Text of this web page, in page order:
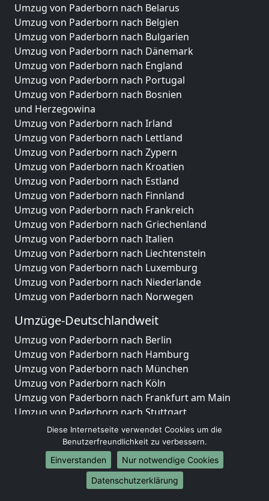
Umzug von Paderborn nach Belarus
Umzug von Paderborn nach Belgien
Umzug von Paderborn nach Bulgarien
Umzug von Paderborn nach Dänemark
Umzug von Paderborn nach England
Umzug von Paderborn nach Portugal
Umzug von Paderborn nach Bosnien
und Herzegowina
Umzug von Paderborn nach Irland
Umzug von Paderborn nach Lettland
Umzug von Paderborn nach Zypern
Umzug von Paderborn nach Kroatien
Umzug von Paderborn nach Estland
Umzug von Paderborn nach Finnland
Umzug von Paderborn nach Frankreich
Umzug von Paderborn nach Griechenland
Umzug von Paderborn nach Italien
Umzug von Paderborn nach Liechtenstein
Umzug von Paderborn nach Luxemburg
Umzug von Paderborn nach Niederlande
Umzug von Paderborn nach Norwegen
Umzüge-Deutschlandweit
Umzug von Paderborn nach Berlin
Umzug von Paderborn nach Hamburg
Umzug von Paderborn nach München
Umzug von Paderborn nach Köln
Umzug von Paderborn nach Frankfurt am Main
Umzug von Paderborn nach Stuttgart
Umzug von Paderborn nach Düsseldorf
Umzug von Paderborn nach Leipzig
Umzug von Paderborn nach Dortmund
Umzug von Paderborn nach Essen
Umzug von Paderborn nach Bremen
Diese Internetseite verwendet Cookies um die
Benutzerfreundlichkeit zu verbessern.
Einverstanden
Nur notwendige Cookies
Datenschutzerklärung